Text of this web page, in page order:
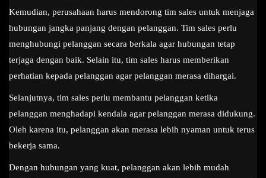
Kemudian, perusahaan harus mendorong tim sales untuk menjaga
hubungan jangka panjang dengan pelanggan. Tim sales perlu
menghubungi pelanggan secara berkala agar hubungan tetap
terjaga dengan baik. Selain itu, tim sales harus memberikan
perhatian kepada pelanggan agar pelanggan merasa dihargai.
Selanjutnya, tim sales perlu membantu pelanggan ketika
pelanggan menghadapi kendala agar pelanggan merasa didukung.
Oleh karena itu, pelanggan akan merasa lebih nyaman untuk terus
bekerja sama.
Dengan hubungan yang kuat, pelanggan akan lebih mudah